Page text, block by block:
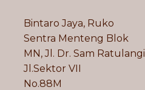
Bintaro Jaya, Ruko
Sentra Menteng Blok
MN, Jl. Dr. Sam Ratulangi
Jl.Sektor VII
No.88M